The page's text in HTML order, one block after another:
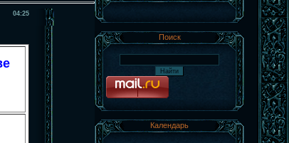
04:25
Поиск
Календарь